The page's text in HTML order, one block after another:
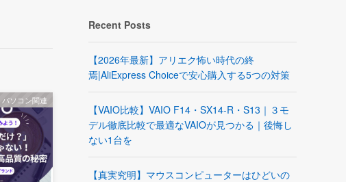
パソコン関連
Recent Posts
【2026年最新】アリエク怖い時代の終
焉|AliExpress Choiceで安心購入する5つの対策
【VAIO比較】VAIO F14・SX14-R・S13｜３モ
デル徹底比較で最適なVAIOが見つかる｜後悔し
ない1台を
【真実究明】マウスコンピューターはひどいの